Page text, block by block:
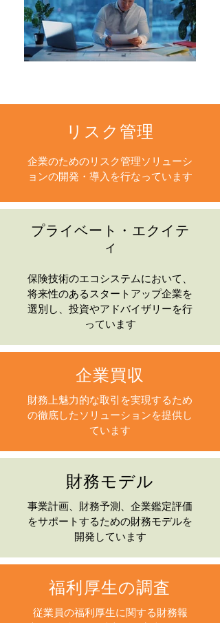
リスク管理
企業のためのリスク管理ソリューシ
ョンの開発・導入を行なっています
プライベート・エクイテ
ィ
保険技術のエコシステムにおいて、
将来性のあるスタートアップ企業を
選別し、投資やアドバイザリーを行
っています
企業買収
財務上魅力的な取引を実現するため
の徹底したソリューションを提供し
ています
財務モデル
事業計画、財務予測、企業鑑定評価
をサポートするための財務モデルを
開発しています
福利厚生の調査
従業員の福利厚生に関する財務報